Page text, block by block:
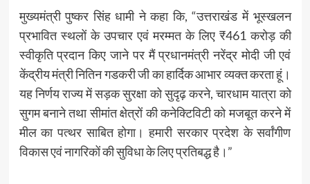
मुख्यमंत्री पुष्कर सिंह धामी ने कहा कि, “उत्तराखंड में भूस्खलन
प्रभावित स्थलों के उपचार एवं मरम्मत के लिए ₹461 करोड़ की
स्वीकृति प्रदान किए जाने पर मैं प्रधानमंत्री नरेंद्र मोदी जी एवं
केंद्रीय मंत्री नितिन गडकरी जी का हार्दिक आभार व्यक्त करता हूं।
यह निर्णय राज्य में सड़क सुरक्षा को सुदृढ़ करने, चारधाम यात्रा को
सुगम बनाने तथा सीमांत क्षेत्रों की कनेक्टिविटी को मजबूत करने में
मील का पत्थर साबित होगा। हमारी सरकार प्रदेश के सर्वांगीण
विकास एवं नागरिकों की सुविधा के लिए प्रतिबद्ध है।”